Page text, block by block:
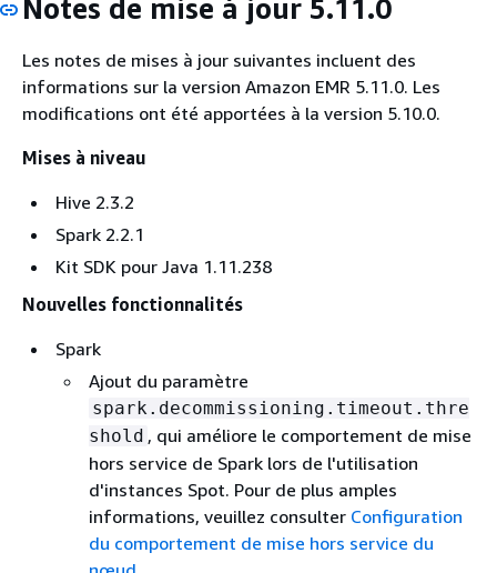
Notes de mise à jour 5.11.0
Les notes de mises à jour suivantes incluent des
informations sur la version Amazon EMR 5.11.0. Les
modifications ont été apportées à la version 5.10.0.
Mises à niveau
Hive 2.3.2
Spark 2.2.1
Kit SDK pour Java 1.11.238
Nouvelles fonctionnalités
Spark
Ajout du paramètre
spark.decommissioning.timeout.thre
shold , qui améliore le comportement de mise
hors service de Spark lors de l'utilisation
d'instances Spot. Pour de plus amples
informations, veuillez consulter Configuration
du comportement de mise hors service du